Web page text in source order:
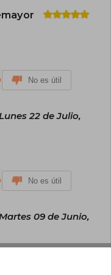
la práctica clínica
científica, abordando
fonético-fonológica,
en disfluencias.​
No es útil
22 de Julio,
No es útil
09 de Junio,
el área.